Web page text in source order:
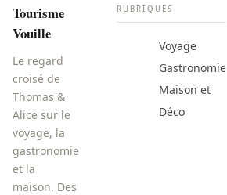
Tourisme
Vouille
Le regard
croisé de
Thomas &
Alice sur le
voyage, la
gastronomie
et la
maison. Des
RUBRIQUES
Voyage
Gastronomie
Maison et
Déco